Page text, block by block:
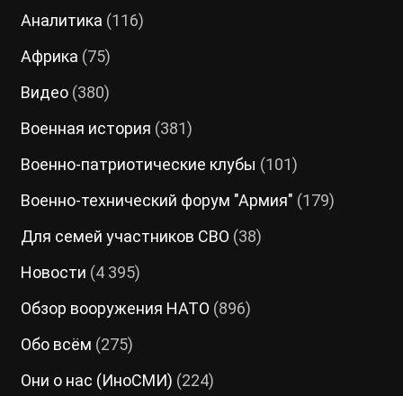
Аналитика (116)
Африка (75)
Видео(380)
Военная история (381)
Военно-патриотические клубы (101)
Военно-технический форум "Армия" (179)
Для семей участников СВО (38)
Новости (4 395)
Обзор вооружения НАТО (896)
Обо всём (275)
Они о нас (ИноСМИ) (224)